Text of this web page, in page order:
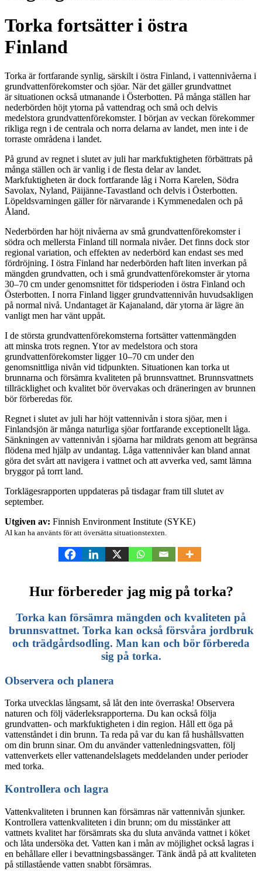
Torka fortsätter i östra
Finland
Torka är fortfarande synlig, särskilt i östra Finland, i vattennivåerna i
grundvattenförekomster och sjöar. När det gäller grundvattnet
är situationen också utmanande i Österbotten. På många ställen har
nederbörden höjt ytorna på vattendrag och små och delvis
medelstora grundvattenförekomster. I början av veckan förekommer
rikliga regn i de centrala och norra delarna av landet, men inte i de
torraste områdena i landet.
På grund av regnet i slutet av juli har markfuktigheten förbättrats på
många ställen och är vanlig i de flesta delar av landet.
Markfuktigheten är dock fortfarande låg i Norra Karelen, Södra
Savolax, Nyland, Päijänne-Tavastland och delvis i Österbotten.
Löpeldsvarningen gäller för närvarande i Kymmenedalen och på
Åland.
Nederbörden har höjt nivåerna av små grundvattenförekomster i
södra och mellersta Finland till normala nivåer. Det finns dock stor
regional variation, och effekten av nederbörd kan endast ses med
fördröjning. I östra Finland har nederbörden haft liten inverkan på
mängden grundvatten, och i små grundvattenförekomster är ytorna
30–70 cm under genomsnittet för tidsperioden i östra Finland och
Österbotten. I norra Finland ligger grundvattennivån huvudsakligen
på normal nivå. Undantaget är Kajanaland, där ytorna är lägre än
vanligt men har vänt uppåt.
I de största grundvattenförekomsterna fortsätter vattenmängden
att minska trots regnen. Ytor av medelstora och stora
grundvattenförekomster ligger 10–70 cm under den
genomsnittliga nivån vid tidpunkten. Situationen kan torka ut
brunnarna och försämra kvaliteten på brunnsvattnet. Brunnsvattnets
tillräcklighet och kvalitet bör övervakas och dräneringen av brunnen
bör förberedas för.
Regnet i slutet av juli har höjt vattennivån i stora sjöar, men i
Finlandsjön är många naturliga sjöar fortfarande exceptionellt låga.
Sänkningen av vattennivån i sjöarna har mildrats genom att begränsa
flödena med hjälp av undantag. Låga vattennivåer kan bland annat
göra det svårt att navigera i vattnet och att avverka ved, samt lämna
bryggor på torrt land.
Torklägesrapporten uppdateras på tisdagar fram till slutet av
september.
Utgiven av: Finnish Environment Institute (SYKE)
AI kan ha använts för att översätta situationstexten.
Hur förbereder jag mig på torka?
Torka kan försämra mängden och kvaliteten på
brunnsvattnet. Torka kan också försvåra jordbruk
och trädgårdsodling. Man kan och bör förbereda
sig på torka.
Observera och planera
Torka utvecklas långsamt, så låt den inte överraska! Observera
naturen och följ väderleksrapporterna. Du kan också följa
grundvatten- och markfuktigheten i din region. Håll ett öga på
vattenståndet i din brunn. Ta reda på var du kan få hushållsvatten
om din brunn sinar. Om du använder vattenledningsvatten, följ
vattenverkets eller vattenandelslagets meddelanden under perioder
med torka.
Kontrollera och lagra
Vattenkvaliteten i brunnen kan försämras när vattennivån sjunker.
Kontrollera vattenkvaliteten i din brunn; om du misstänker att
vattnets kvalitet har försämrats ska du sluta använda vattnet i köket
och låta undersöka det. Vatten kan i mån av möjlighet också lagras i
en behållare eller i bevattningsbassänger. Tänk ändå på att kvaliteten
på stillastående vatten snabbt försämras.